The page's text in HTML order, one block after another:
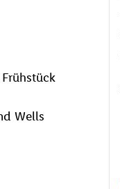
Wells